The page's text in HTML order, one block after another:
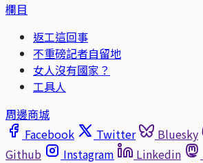
欄目
返工這回事
不重磅記者自留地
女人沒有國家？
工具人
周邊商城
Facebook
Twitter Bluesky
Github
Instagram Linkedin